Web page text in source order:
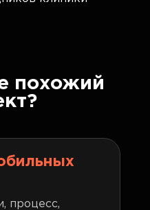
похожий
процесс,